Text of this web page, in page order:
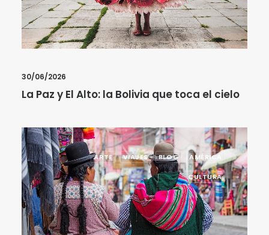
30/06/2026
La Paz y El Alto: la Bolivia que toca el cielo
ARTE VIAJES BLOG AMÉRICA
CULTURA